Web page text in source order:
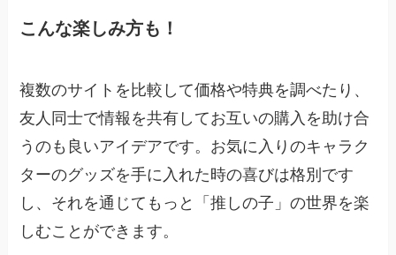
こんな楽しみ方も！
複数のサイトを比較して価格や特典を調べたり、
友人同士で情報を共有してお互いの購入を助け合
うのも良いアイデアです。お気に入りのキャラク
ターのグッズを手に入れた時の喜びは格別です
し、それを通じてもっと「推しの子」の世界を楽
しむことができます。